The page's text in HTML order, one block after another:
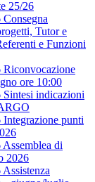
25/26
Tutor e
e Funzioni
Riconvocazione
ore 10:00
Sintesi indicazioni
Integrazione punti
di
2026